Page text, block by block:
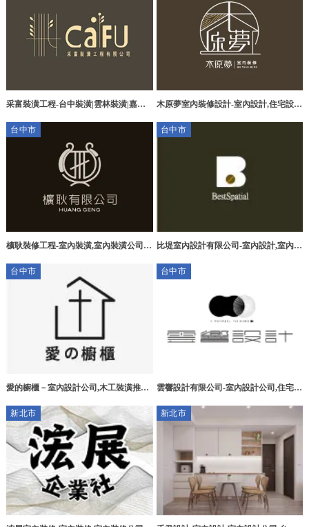
采富裝潢工程-台中裝潢|雲林裝潢|嘉義
木原夢室內裝修設計-室內設計,住宅設
計公司
台中市
櫎耿裝修工程-室內裝潢,室內裝潢公司,
潢
台中市
比堤室內設計有限公司-室內設計,室內設
公司
台中市
愛的櫥櫃－室內設計公司,木工裝潢推薦,
鹿室內設計公司,沙鹿木工裝潢推薦
台中市
雲響設計有限公司-室內設計公司,住宅設
推薦,中區 室內設計公司
新北市 新北市